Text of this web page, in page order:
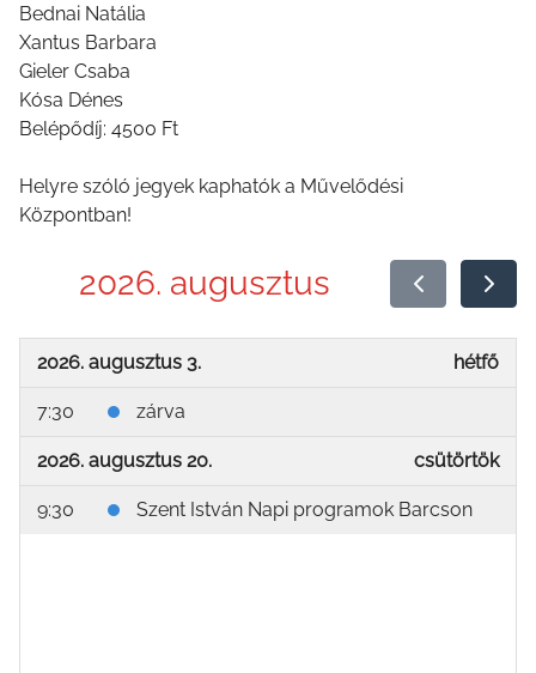
Bednai Natália
Xantus Barbara
Gieler Csaba
Kósa Dénes
Belépődíj: 4500 Ft
Helyre szóló jegyek kaphatók a Művelődési
Központban!
2026. augusztus
2026. augusztus 3. hétfő
7:30 zárva
2026. augusztus 20. csütörtök
9:30 Szent István Napi programok Barcson